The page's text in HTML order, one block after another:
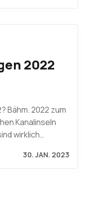
2022
Bähm. 2022 zum
Kanalinseln
wirklich…
30. JAN. 2023